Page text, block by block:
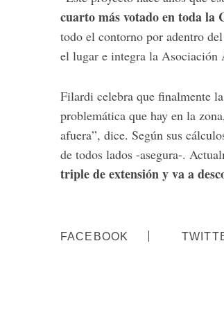
cuarto más votado en toda la
todo el contorno por adentro
el lugar e integra la
Filardi celebra que finalmente
problemática que hay en la
afuera”, dice. Según sus
de todos lados -asegura-.
triple de extensión y va a
FACEBOOK